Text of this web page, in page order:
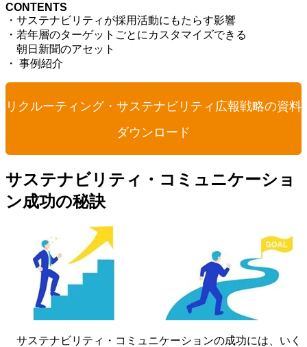
CONTENTS
・サステナビリティが採用活動にもたらす影響
・若年層のターゲットごとにカスタマイズできる
朝日新聞のアセット
・ 事例紹介
リクルーティング・サステナビリティ広報戦略の資料
ダウンロード
サステナビリティ・コミュニケーショ
ン成功の秘訣
サステナビリティ・コミュニケーションの成功には、いく